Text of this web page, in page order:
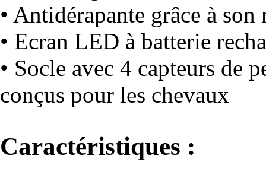
• Antidérapante grâce à
• Ecran LED à batterie
• Socle avec 4 capteurs de
conçus pour les chevaux
Caractéristiques :